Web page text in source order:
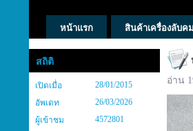
หน้าแรก สินค้าเครื่องลับคม
สถิติ
เปิดเมื่อ
28/01/2015
อัพเดท
26/03/2026
ผู้เข้าชม
4572801
อ่าน